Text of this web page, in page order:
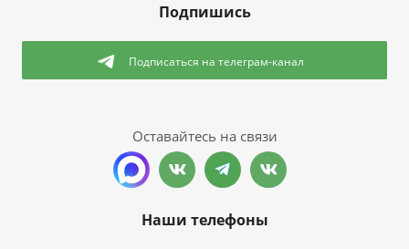
Подпишись
Подписаться на телеграм-канал
Оставайтесь на связи
Наши телефоны